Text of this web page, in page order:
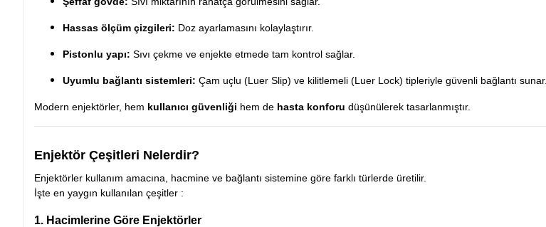
Hassas ölçüm çizgileri: Doz ayarlamasını kolaylaştırır.
Pistonlu yapı: Sıvı çekme ve enjekte etmede tam kontrol sağlar.
Uyumlu bağlantı sistemleri: Çam uçlu (Luer Slip) ve kilitlemeli (Luer Lock) tipleriyle güvenli bağlantı sunar.
Modern enjektörler, hem kullanıcı güvenliği hem de hasta konforu düşünülerek tasarlanmıştır.
Enjektör Çeşitleri Nelerdir?
Enjektörler kullanım amacına, hacmine ve bağlantı sistemine göre farklı türlerde üretilir.
İşte en yaygın kullanılan çeşitler :
1. Hacimlerine Göre Enjektörler